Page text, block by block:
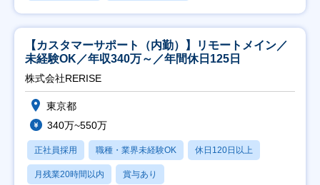
【カスタマーサポート（内勤）】リモートメイン／
未経験OK／年収340万～／年間休日125日
株式会社RERISE
東京都
340万~550万
正社員採用 職種・業界未経験OK 休日120日以上
月残業20時間以内 賞与あり